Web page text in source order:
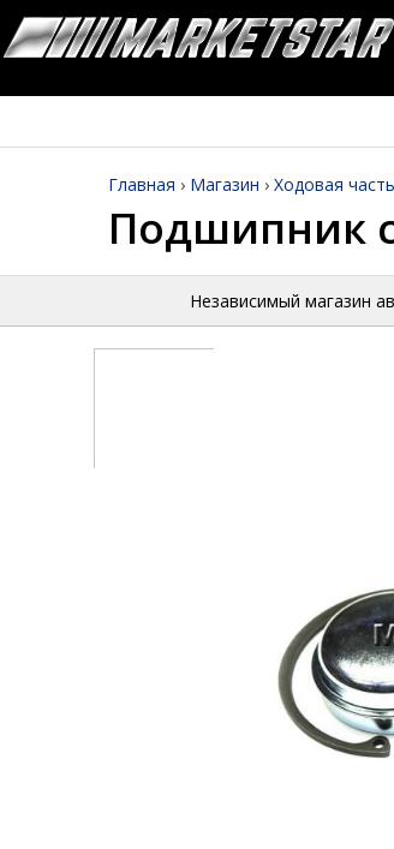
Главная › Магазин › Ходовая часть
Подшипник
Независимый магазин